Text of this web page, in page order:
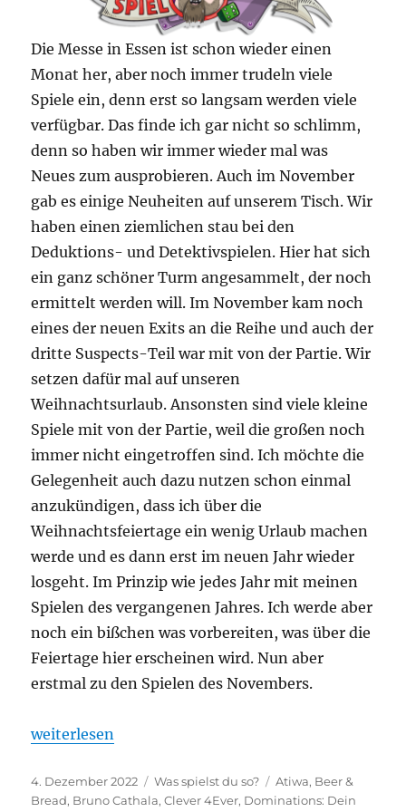
Die Messe in Essen ist schon wieder einen
Monat her, aber noch immer trudeln viele
Spiele ein, denn erst so langsam werden viele
verfügbar. Das finde ich gar nicht so schlimm,
denn so haben wir immer wieder mal was
Neues zum ausprobieren. Auch im November
gab es einige Neuheiten auf unserem Tisch. Wir
haben einen ziemlichen stau bei den
Deduktions- und Detektivspielen. Hier hat sich
ein ganz schöner Turm angesammelt, der noch
ermittelt werden will. Im November kam noch
eines der neuen Exits an die Reihe und auch der
dritte Suspects-Teil war mit von der Partie. Wir
setzen dafür mal auf unseren
Weihnachtsurlaub. Ansonsten sind viele kleine
Spiele mit von der Partie, weil die großen noch
immer nicht eingetroffen sind. Ich möchte die
Gelegenheit auch dazu nutzen schon einmal
anzukündigen, dass ich über die
Weihnachtsfeiertage ein wenig Urlaub machen
werde und es dann erst im neuen Jahr wieder
losgeht. Im Prinzip wie jedes Jahr mit meinen
Spielen des vergangenen Jahres. Ich werde aber
noch ein bißchen was vorbereiten, was über die
Feiertage hier erscheinen wird. Nun aber
erstmal zu den Spielen des Novembers.
„Was spielst du so? – November 2022“
weiterlesen
Veröffentlicht
am
4. Dezember 2022 Kategorien
Was spielst du so? Schlagwörter
Atiwa, Beer &
Bread, Bruno Cathala,Clever 4Ever, Dominations: Dein